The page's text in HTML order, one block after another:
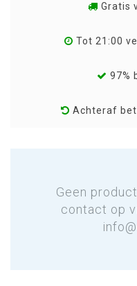
Gratis
Tot 21:00
97%
Achteraf
Geen
contact op